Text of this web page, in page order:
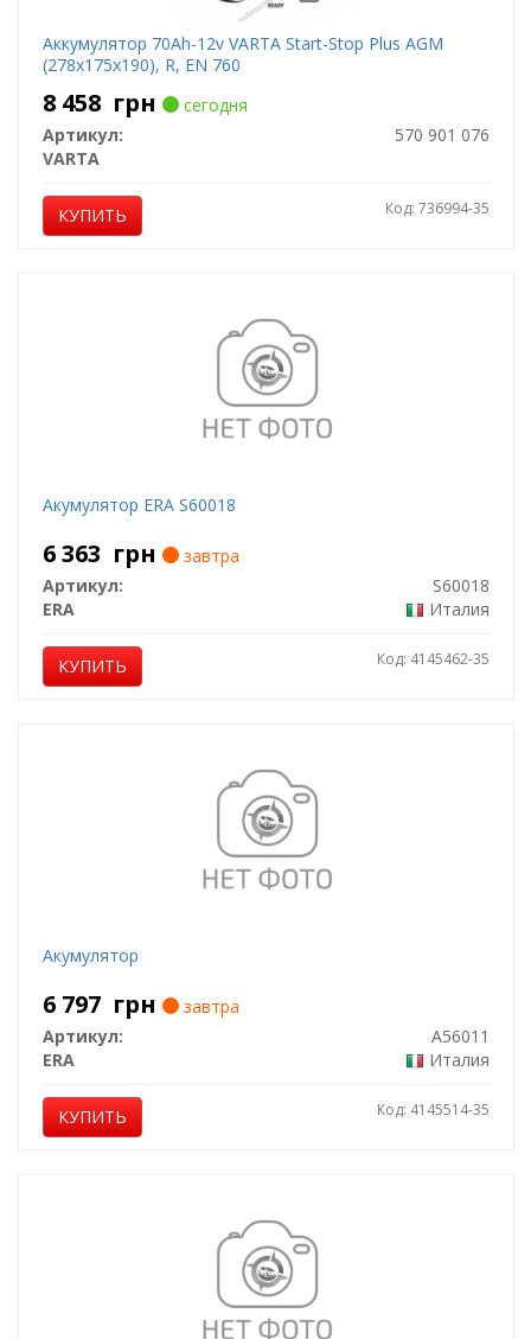
Аккумулятор 70Ah-12v VARTA Start-Stop Plus AGM
(278х175х190), R, EN 760
8 458 грн
сегодня
Артикул:
570 901 076
VARTA
КУПИТЬ Код: 736994-35
Акумулятор ERA S60018
6 363 грн
завтра
Артикул:
S60018
ERA
Италия
КУПИТЬ Код: 4145462-35
Акумулятор
6 797 грн
завтра
Артикул:
A56011
ERA
Италия
КУПИТЬ Код: 4145514-35